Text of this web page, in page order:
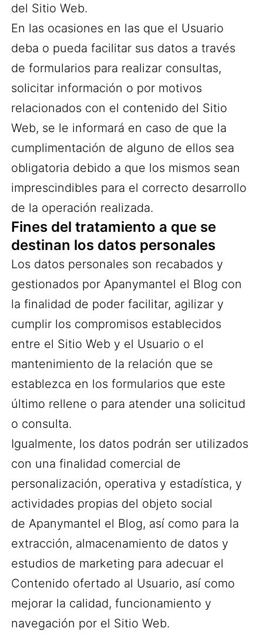
del Sitio Web.
En las ocasiones en las que el Usuario
deba o pueda facilitar sus datos a través
de formularios para realizar consultas,
solicitar información o por motivos
relacionados con el contenido del Sitio
Web, se le informará en caso de que la
cumplimentación de alguno de ellos sea
obligatoria debido a que los mismos sean
imprescindibles para el correcto desarrollo
de la operación realizada.
Fines del tratamiento a que se
destinan los datos personales
Los datos personales son recabados y
gestionados por Apanymantel el Blog con
la finalidad de poder facilitar, agilizar y
cumplir los compromisos establecidos
entre el Sitio Web y el Usuario o el
mantenimiento de la relación que se
establezca en los formularios que este
último rellene o para atender una solicitud
o consulta.
Igualmente, los datos podrán ser utilizados
con una finalidad comercial de
personalización, operativa y estadística, y
actividades propias del objeto social
de Apanymantel el Blog, así como para la
extracción, almacenamiento de datos y
estudios de marketing para adecuar el
Contenido ofertado al Usuario, así como
mejorar la calidad, funcionamiento y
navegación por el Sitio Web.